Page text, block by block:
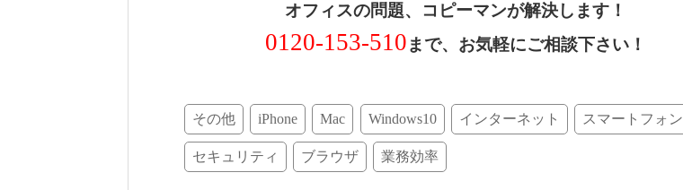
オフィスの問題、コピーマンが解決します！
0120-153-510 まで、お気軽にご相談下さい！
その他 iPhone Mac Windows10 インターネット スマートフォン
セキュリティ ブラウザ 業務効率